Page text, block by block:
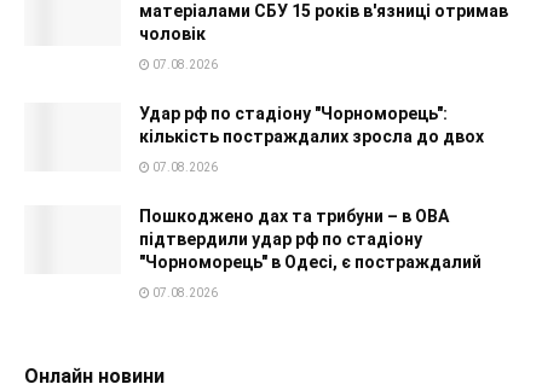
матеріалами СБУ 15 років в'язниці отримав
чоловік
07.08.2026
Удар рф по стадіону "Чорноморець":
кількість постраждалих зросла до двох
07.08.2026
Пошкоджено дах та трибуни – в ОВА
підтвердили удар рф по стадіону
"Чорноморець" в Одесі, є постраждалий
07.08.2026
Онлайн новини